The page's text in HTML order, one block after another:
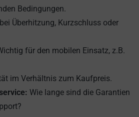
Bedingungen.
Überhitzung, Kurzschluss oder
für den mobilen Einsatz, z.B.
im Verhältnis zum Kaufpreis.
Wie lange sind die Garantien